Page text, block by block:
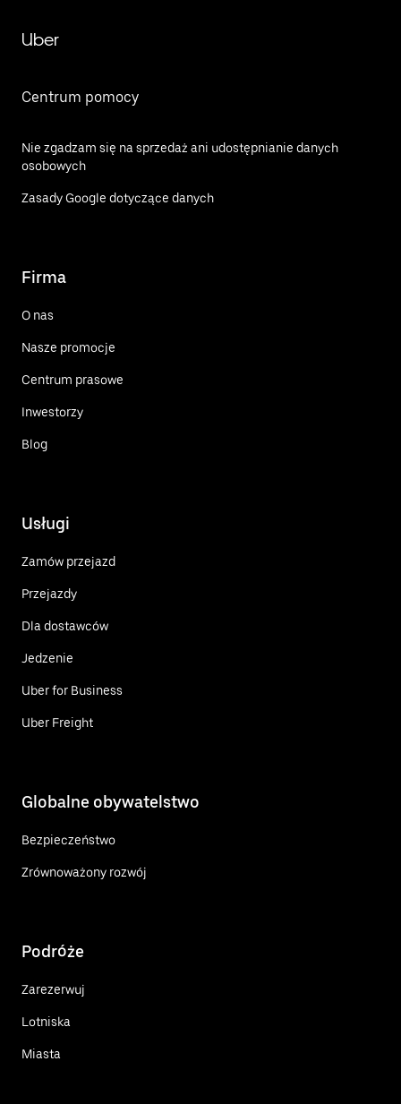
Uber
Centrum pomocy
Nie zgadzam się na sprzedaż ani udostępnianie danych
osobowych
Zasady Google dotyczące danych
Firma
O nas
Nasze promocje
Centrum prasowe
Inwestorzy
Blog
Usługi
Zamów przejazd
Przejazdy
Dla dostawców
Jedzenie
Uber for Business
Uber Freight
Globalne obywatelstwo
Bezpieczeństwo
Zrównoważony rozwój
Podróże
Zarezerwuj
Lotniska
Miasta